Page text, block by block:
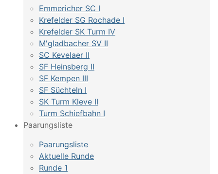
Emmericher SC I
Krefelder SG Rochade I
Krefelder SK Turm IV
M'gladbacher SV II
SC Kevelaer II
SF Heinsberg II
SF Kempen III
SF Süchteln I
SK Turm Kleve II
Turm Schiefbahn I
Paarungsliste
Paarungsliste
Aktuelle Runde
Runde 1